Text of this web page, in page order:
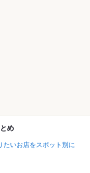
め
たいお店をスポット別に